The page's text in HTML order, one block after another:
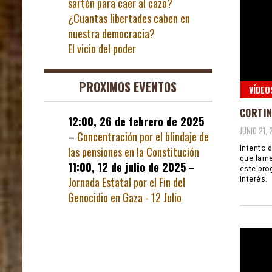
JUNIO
Intento
que
este
interés.
¿Cuantas libertades caben en
nuestra democracia?
El vicio del poder
PROXIMOS EVENTOS
12:00, 26 de febrero de 2025
– Concentración por el blindaje de
las pensiones en la Constitución
11:00, 12 de julio de 2025–
Jornada Estatal por el Fin del
Genocidio en Gaza - 12 Julio